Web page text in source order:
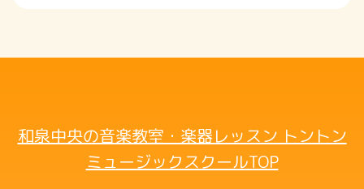
和泉中央の音楽教室・楽器レッスン トントン
ミュージックスクールTOP